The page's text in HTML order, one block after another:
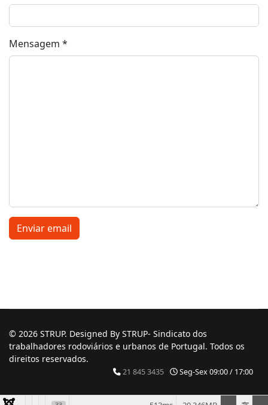
Mensagem *
Enviar email
© 2026 STRUP. Designed By STRUP- Sindicato dos
trabalhadores rodoviários e urbanos de Portugal. Todos os
direitos reservados.
21 845 3435 Seg-Sex 09:00 / 17:00